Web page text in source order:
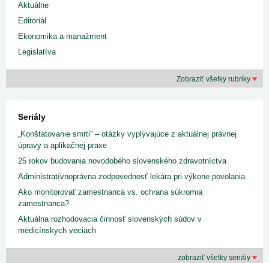
Aktuálne
Editoriál
Ekonomika a manažment
Legislatíva
Zobraziť všetky rubriky
Seriály
„Konštatovanie smrti“ – otázky vyplývajúce z aktuálnej právnej
úpravy a aplikačnej praxe
25 rokov budovania novodobého slovenského zdravotníctva
Administratívnoprávna zodpovednosť lekára pri výkone povolania
Ako monitorovať zamestnanca vs. ochrana súkromia
zamestnanca?
Aktuálna rozhodovacia činnosť slovenských súdov v
medicínskych veciach
zobraziť všetky seriály